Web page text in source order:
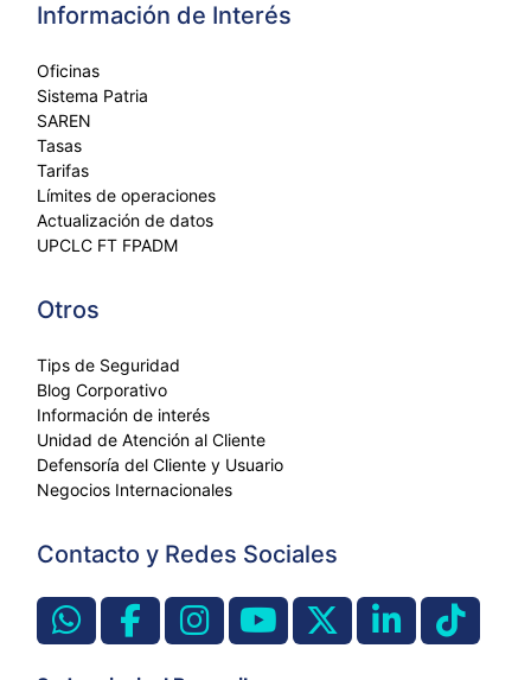
Información de Interés
Oficinas
Sistema Patria
SAREN
Tasas
Tarifas
Límites de operaciones
Actualización de datos
UPCLC FT FPADM
Otros
Tips de Seguridad
Blog Corporativo
Información de interés
Unidad de Atención al Cliente
Defensoría del Cliente y Usuario
Negocios Internacionales
Contacto y Redes Sociales